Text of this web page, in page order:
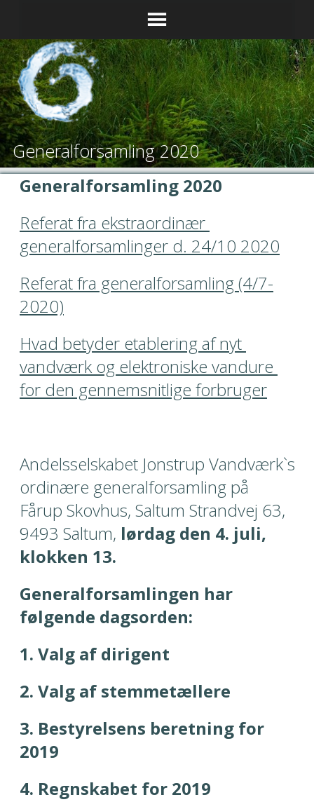
Generalforsamling 2020
Jonstrup Vandværk
Frisk vand i hanen
Generalforsamling 2020
Referat fra ekstraordinær
generalforsamlinger d. 24/10 2020
Referat fra generalforsamling (4/7-
2020)
Hvad betyder etablering af nyt
vandværk og elektroniske vandure
for den gennemsnitlige forbruger
Andelsselskabet Jonstrup Vandværk`s
ordinære generalforsamling på
Fårup Skovhus, Saltum Strandvej 63,
9493 Saltum, lørdag den 4. juli,
klokken 13.
Generalforsamlingen har
følgende dagsorden:
1. Valg af dirigent
2. Valg af stemmetællere
3. Bestyrelsens beretning for
2019
4. Regnskabet for 2019